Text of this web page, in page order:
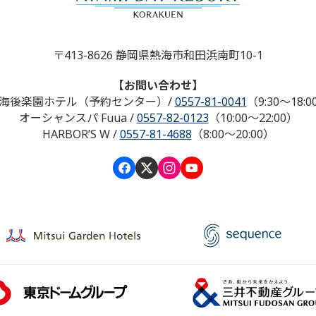
〒413-8626 静岡県熱海市和田浜南町10-1
【お問い合わせ】
後楽園ホテル（予約センター） / 0557-81-0041 （9:30～
オーシャンスパ Fuua/ 0557-82-0123（10:00～22:00）
HARBOR’S W/ 0557-81-4688 （8:00～20:00）